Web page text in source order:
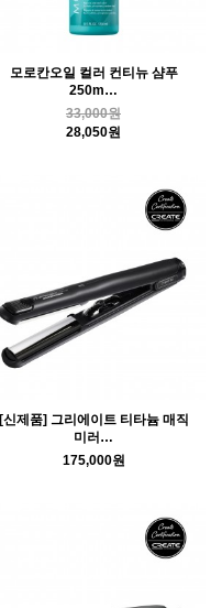
모로칸오일 컬러 컨티뉴 샴푸
250m…
33,000원
28,050원
[신제품] 그리에이트 티타늄 매직
미러…
175,000원